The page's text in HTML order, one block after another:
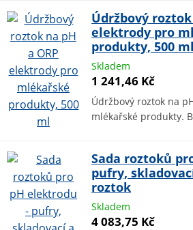
Údržbový roztok
elektrody pro
produkty, 500 ml
Skladem
1 241,46 Kč
Údržbový roztok na
mlékařské produkty.
Sada roztoků
pufry,
roztok
Skladem
4 083,75 Kč